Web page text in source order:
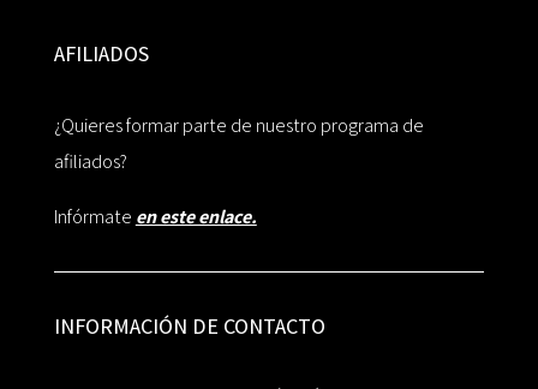
AFILIADOS
¿Quieres formar parte de nuestro programa de
afiliados?
Infórmate en este enlace.
INFORMACIÓN DE CONTACTO